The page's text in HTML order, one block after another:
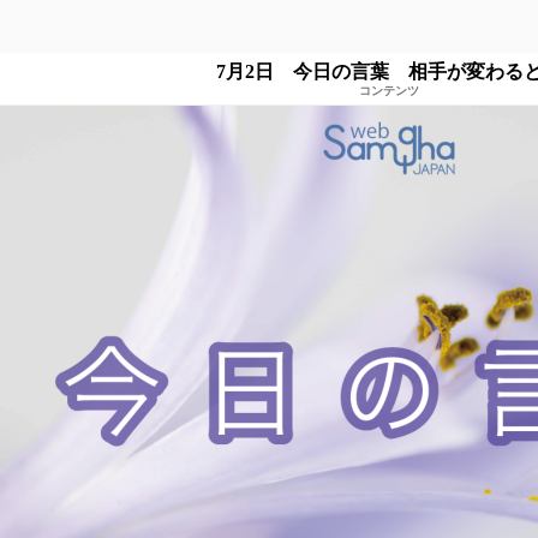
7月2日 今日の言葉 相手が変わる
コンテンツ